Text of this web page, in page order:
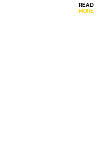
READ
MORE